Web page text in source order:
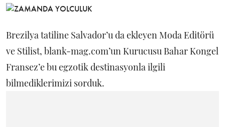
Brezilya tatiline Salvador’u da ekleyen Moda Editörü
ve Stilist, blank-mag.com’un Kurucusu Bahar Kongel
Fransez’e bu egzotik destinasyonla ilgili
bilmediklerimizi sorduk.